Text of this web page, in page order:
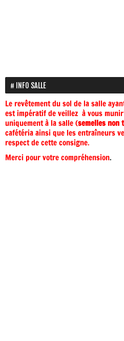
INFO SALLE
Le revêtement du sol de la salle
est impératif de veillez à vous
uniquement à la salle (semelles non
cafétéria ainsi que les entraîneurs
respect de cette consigne.
Merci pour votre compréhension.